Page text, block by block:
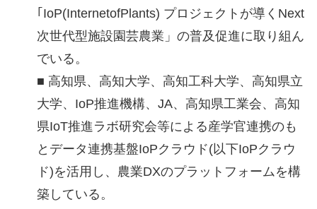
｢IoP(InternetofPlants) プロジェクトが導くNext
次世代型施設園芸農業」の普及促進に取り組ん
でいる。
■ 高知県、高知大学、高知工科大学、高知県立
大学、IoP推進機構、JA、高知県工業会、高知
県IoT推進ラボ研究会等による産学官連携のも
とデータ連携基盤IoPクラウド(以下IoPクラウ
ド)を活用し、農業DXのプラットフォームを構
築している。